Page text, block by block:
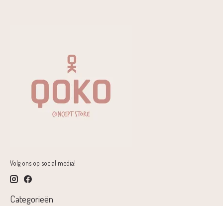
Volg ons op social media!
Categorieën